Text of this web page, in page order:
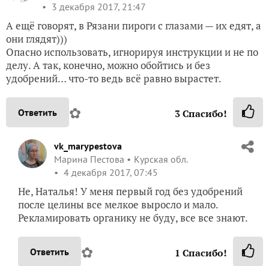
3 декабря 2017, 21:47
А ещё говорят, в Рязани пироги с глазами — их едят, а
они глядят)))
Опасно использовать, игнорируя инструкции и не по
делу. А так, конечно, можно обойтись и без
удобрений… что-то ведь всё равно вырастет.
Ответить ✿ 3Спасибо!
vk_marypestova
Марина Пестова
Курская обл.
4 декабря 2017, 07:45
Не, Наталья! У меня первый год без удобрений
после целины все мелкое выросло и мало.
Рекламировать органику не буду, все все знают.
Ответить ✿ 1 Спасибо!